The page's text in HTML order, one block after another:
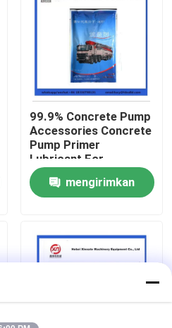
PUTZMEISTER
99.9% Concrete Pump
Accessories Concrete
Pump Primer
Lubricant For
Concrete Pumping
Pipe
mengirimkan